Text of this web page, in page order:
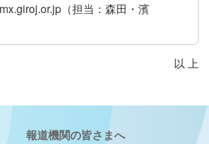
（担当：森田・濱
以 上
報道機関の皆さまへ